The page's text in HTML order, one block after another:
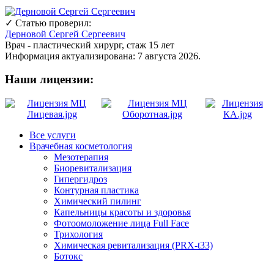
✓ Статью проверил:
Дерновой Сергей Сергеевич
Врач - пластический хирург, стаж 15 лет
Информация актуализирована: 7 августа 2026.
Наши лицензии:
Все услуги
Врачебная косметология
Мезотерапия
Биоревитализация
Гипергидроз
Контурная пластика
Химический пилинг
Капельницы красоты и здоровья
Фотоомоложение лица Full Face
Трихология
Химическая ревитализация (PRX-t33)
Ботокс